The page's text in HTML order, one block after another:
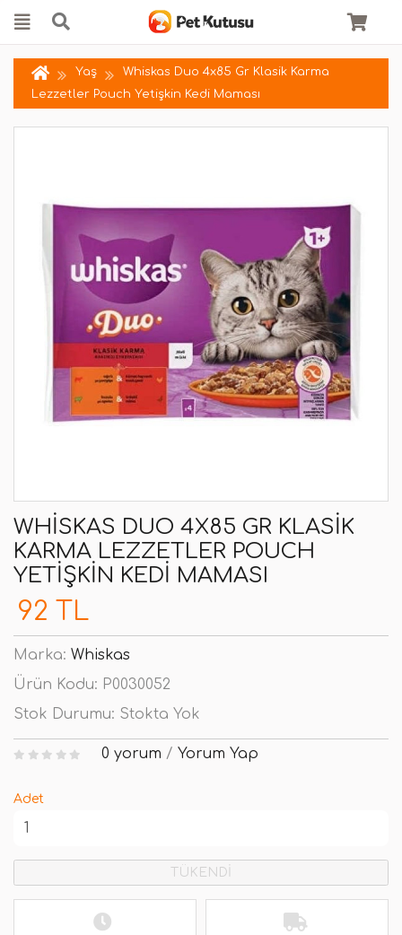
Yaş
Whiskas Duo 4x85 Gr Klasik Karma
Lezzetler Pouch Yetişkin Kedi Maması
WHISKAS DUO 4X85 GR KLASIK
KARMA LEZZETLER POUCH
YETIŞKIN KEDI MAMASI
92 TL
Marka: Whiskas
Ürün Kodu: P0030052
Stok Durumu: Stokta Yok
0 yorum / Yorum Yap
Adet
TÜKENDİ